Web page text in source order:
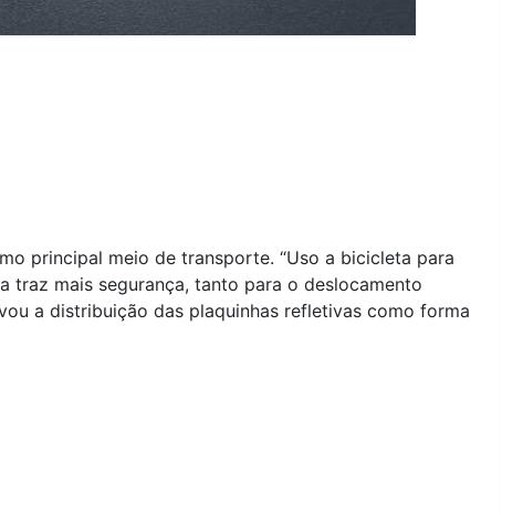
principal meio de transporte. “Uso a bicicleta para
mais segurança, tanto para o deslocamento
a distribuição das plaquinhas refletivas como forma